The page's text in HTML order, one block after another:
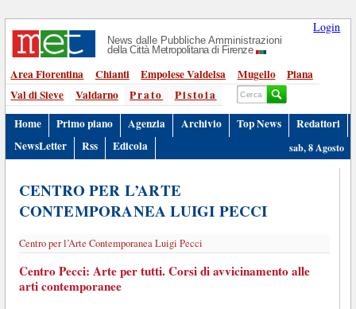
Login
News dalle Pubbliche Amministrazioni
della Città Metropolitana di Firenze
Area Fiorentina Chianti Empolese Valdelsa Mugello
Piana
Val di Sieve
Valdarno Prato
Pistoia
Home
Primo piano Agenzia Archivio Top News
Redattori
NewsLetter
Rss Edicola sab, 8 Agosto
CENTRO PER L’ARTE
CONTEMPORANEA LUIGI PECCI
Centro per l’Arte Contemporanea Luigi Pecci
Centro Pecci: Arte per tutti. Corsi di avvicinamento alle
arti contemporanee